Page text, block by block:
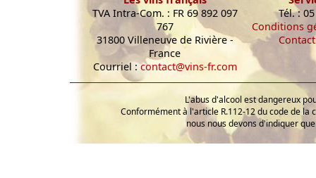
TVA Intra-Com. : FR 69 892 097
767
31800 Villeneuve de Rivière -
France
Courriel :contact@vins-fr.com
Tél. :
Conditions
Contact
L'abus d'alcool est dangereux
Conformément à l'article R.112-12 du code de la
nous nous devons d'indiquer